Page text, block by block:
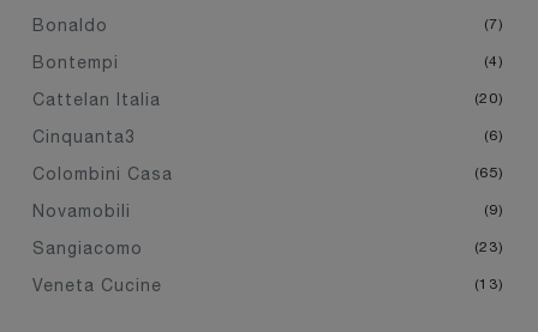
Bonaldo 7
Bontempi 4
Cattelan Italia 20
Cinquanta3 6
Colombini Casa 65
Novamobili 9
Sangiacomo 23
Veneta Cucine 13